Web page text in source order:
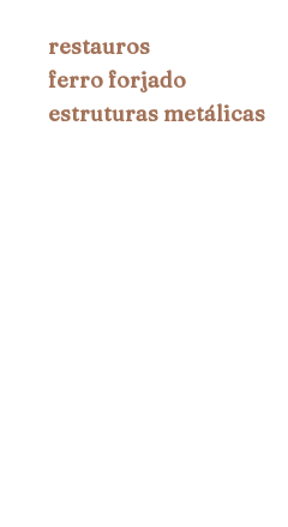
restauros
ferro forjado
estruturas metálicas